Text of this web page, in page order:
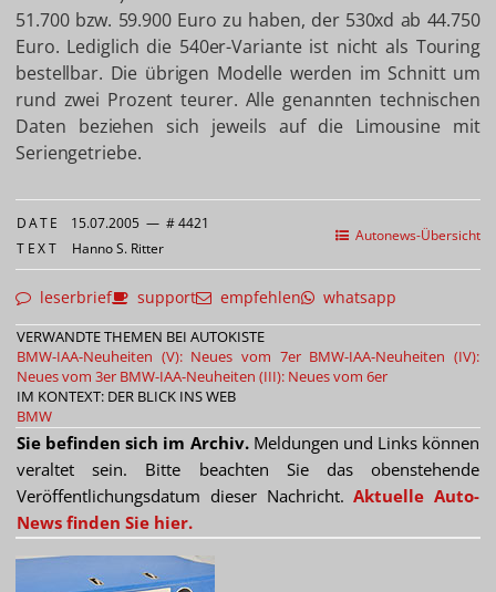
51.700 bzw. 59.900 Euro zu haben, der 530xd ab 44.750
Euro. Lediglich die 540er-Variante ist nicht als Touring
bestellbar. Die übrigen Modelle werden im Schnitt um
rund zwei Prozent teurer. Alle genannten technischen
Daten beziehen sich jeweils auf die Limousine mit
Seriengetriebe.
Autonews-Übersicht
DATE 15.07.2005 — # 4421
TEXT Hanno S. Ritter
leserbrief support empfehlen whatsapp
VERWANDTE THEMEN BEI AUTOKISTE
BMW-IAA-Neuheiten (V): Neues vom 7er BMW-IAA-Neuheiten (IV):
Neues vom 3er BMW-IAA-Neuheiten (III): Neues vom 6er
IM KONTEXT: DER BLICK INS WEB
BMW
Sie befinden sich im Archiv.Meldungen und Links können
veraltet sein. Bitte beachten Sie das obenstehende
Veröffentlichungsdatum dieser Nachricht.Aktuelle Auto-
News finden Sie hier.